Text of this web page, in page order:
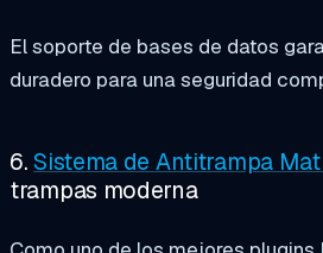
El soporte de bases de datos
duradero para una seguridad
6.Sistema de Antitrampa
trampas moderna